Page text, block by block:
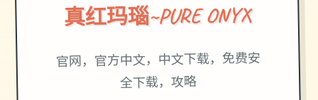
真红玛瑙~PURE ONYX
官网，官方中文，中文下载，免费安
全下载，攻略